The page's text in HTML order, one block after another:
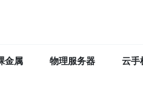
金属 物理服务器 云手